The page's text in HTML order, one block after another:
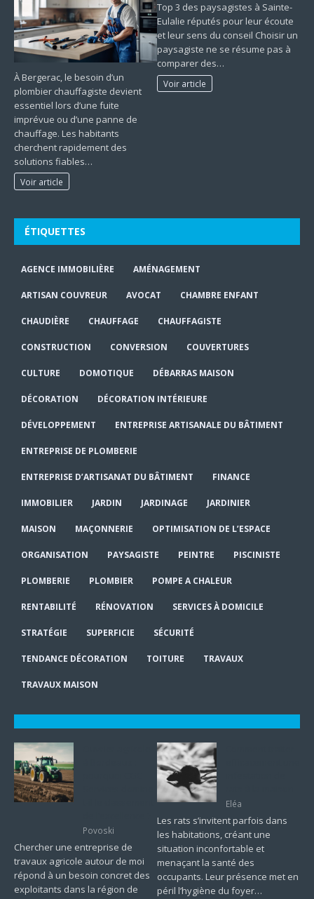
À Bergerac, le besoin d’un
plombier chauffagiste devient
essentiel lors d’une fuite
imprévue ou d’une panne de
chauffage. Les habitants
cherchent rapidement des
solutions fiables…
Voir article
Top 3 des paysagistes à Sainte-
Eulalie réputés pour leur écoute
et leur sens du conseil Choisir un
paysagiste ne se résume pas à
comparer des…
Voir article
ÉTIQUETTES
AGENCE IMMOBILIÈRE AMÉNAGEMENT
ARTISAN COUVREUR AVOCAT CHAMBRE ENFANT
CHAUDIÈRE CHAUFFAGE CHAUFFAGISTE
CONSTRUCTION CONVERSION COUVERTURES
CULTURE DOMOTIQUE DÉBARRAS MAISON
DÉCORATION DÉCORATION INTÉRIEURE
DÉVELOPPEMENT ENTREPRISE ARTISANALE DU BÂTIMENT
ENTREPRISE DE PLOMBERIE
ENTREPRISE D’ARTISANAT DU BÂTIMENT FINANCE
IMMOBILIER JARDIN JARDINAGE JARDINIER
MAISON MAÇONNERIE OPTIMISATION DE L’ESPACE
ORGANISATION PAYSAGISTE PEINTRE PISCINISTE
PLOMBERIE PLOMBIER POMPE A CHALEUR
RENTABILITÉ RÉNOVATION SERVICES À DOMICILE
STRATÉGIE SUPERFICIE SÉCURITÉ
TENDANCE DÉCORATION TOITURE TRAVAUX
TRAVAUX MAISON
Povoski
Chercher une entreprise de
travaux agricole autour de moi
répond à un besoin concret des
exploitants dans la région de
Eléa
Les rats s’invitent parfois dans
les habitations, créant une
situation inconfortable et
menaçant la santé des
occupants. Leur présence met en
péril l’hygiène du foyer…